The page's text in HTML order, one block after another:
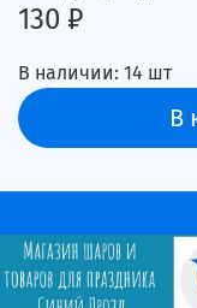
130 ₽
В наличии: 14 шт
В